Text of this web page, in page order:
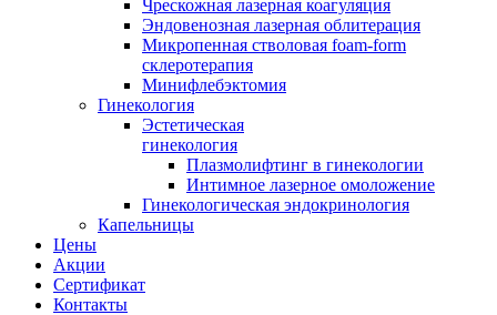
Чрескожная лазерная коагуляция
Эндовенозная лазерная облитерация
Микропенная стволовая foam-form
склеротерапия
Минифлебэктомия
Гинекология
Эстетическая
гинекология
Плазмолифтинг в гинекологии
Интимное лазерное омоложение
Гинекологическая эндокринология
Капельницы
Цены
Акции
Сертификат
Контакты